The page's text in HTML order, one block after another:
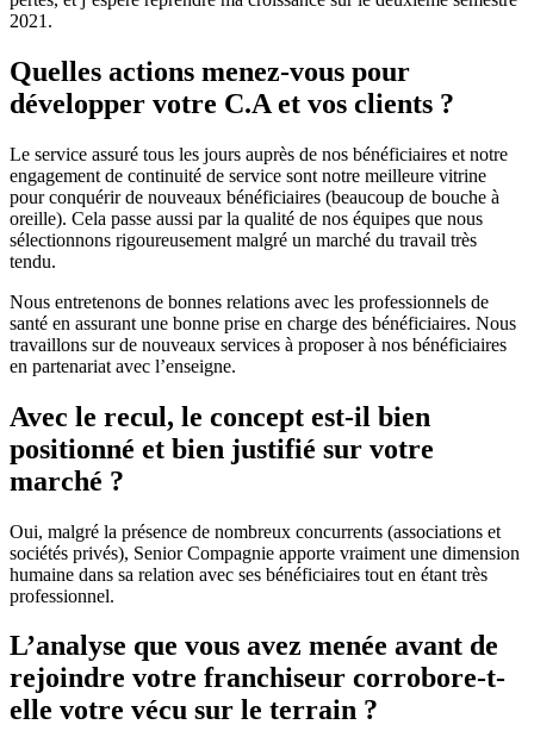
2021.
Quelles actions menez-vous pour
développer votre C.A et vos clients ?
Le service assuré tous les jours auprès de nos bénéficiaires et notre
engagement de continuité de service sont notre meilleure vitrine
pour conquérir de nouveaux bénéficiaires (beaucoup de bouche à
oreille). Cela passe aussi par la qualité de nos équipes que nous
sélectionnons rigoureusement malgré un marché du travail très
tendu.
Nous entretenons de bonnes relations avec les professionnels de
santé en assurant une bonne prise en charge des bénéficiaires. Nous
travaillons sur de nouveaux services à proposer à nos bénéficiaires
en partenariat avec l’enseigne.
Avec le recul, le concept est-il bien
positionné et bien justifié sur votre
marché ?
Oui, malgré la présence de nombreux concurrents (associations et
sociétés privés), Senior Compagnie apporte vraiment une dimension
humaine dans sa relation avec ses bénéficiaires tout en étant très
professionnel.
L’analyse que vous avez menée avant de
rejoindre votre franchiseur corrobore-t-
elle votre vécu sur le terrain ?